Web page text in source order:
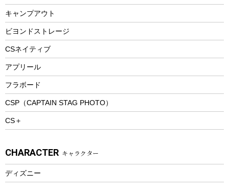
ランチボックス
スノーシュー
防寒ウェア
トレッキング
トレッキングアクセサリー
プレイグッズ
ウェルネス
ウェア、タオル
ウェア
キャンプアウト
ビヨンドストレージ
CSネイティブ
アプリール
フラボード
CSP（CAPTAIN STAG PHOTO）
CS＋
CHARACTER キャラクター
ディズニー